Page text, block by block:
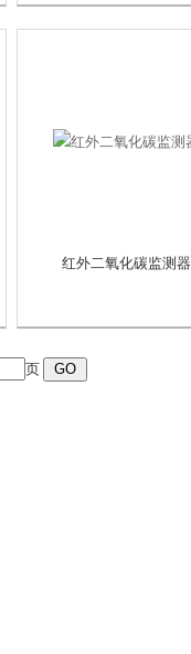
红外二氧化碳监测器
页